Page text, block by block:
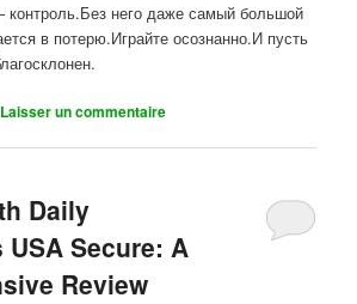
контроль.Без него даже самый большой
в потерю.Играйте осознанно.И пусть
Laisser un commentaire
Daily
Secure: A
Review